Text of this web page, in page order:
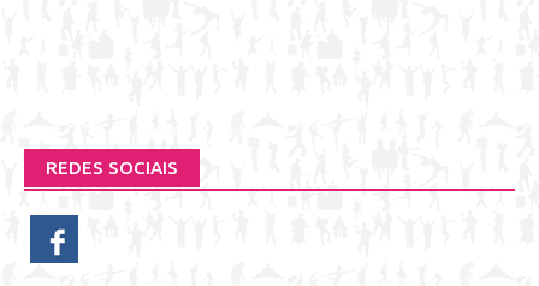
REDES SOCIAIS